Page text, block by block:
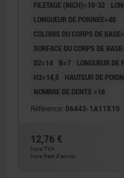
FILETAGE (INCH)=10-32
LONGUEUR DE POIGNÉE=40
COLORIS DU CORPS DE
SURFACE DU CORPS DE
D2=14
B=7 LONGUEUR DE
H2=14,5
HAUTEUR DE
NOMBRE DE DENTS =16
Référence: 06443-1A11X10
12,76 €
hors TVA
hors frais d’envoi